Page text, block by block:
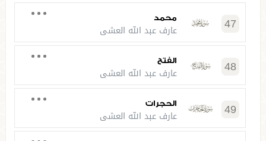
47 محمد
عارف عبد الله العشي
48 الفتح
عارف عبد الله العشي
49 الحجرات
عارف عبد الله العشي